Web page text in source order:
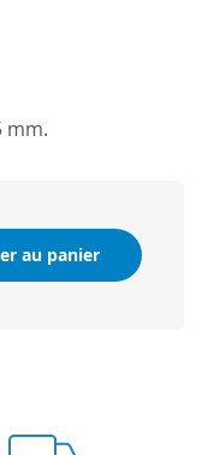
mm.
au panier